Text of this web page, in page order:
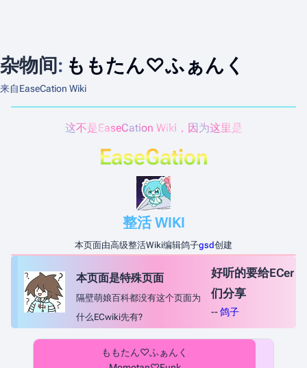
杂物间: ももたん♡ふぁんく
来自EaseCation Wiki
这不是EaseCation Wiki，因为这里是
EaseGation
整活 WIKI
本页面由高级整活Wiki编辑鸽子gsd创建
本页面是特殊页面
隔壁萌娘百科都没有这个页面为
什么ECwiki先有?
好听的要给ECer
们分享
--鸽子
ももたん♡ふぁんく